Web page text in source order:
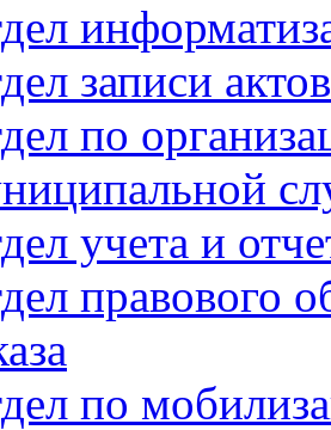
записи
по
учета и
правового
по